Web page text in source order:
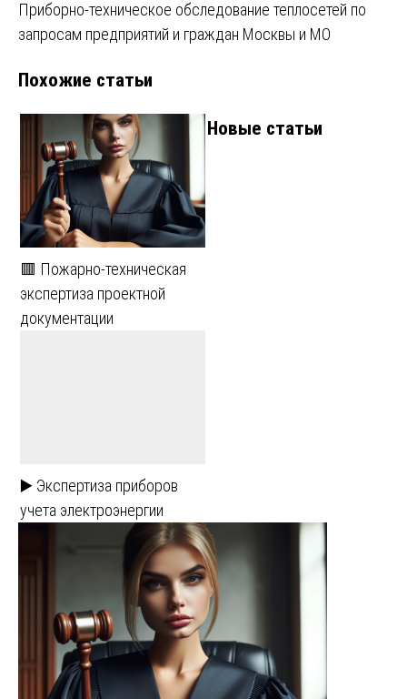
по
Приборно-техническое обследование теплосетей по
запросам предприятий и граждан Москвы и МО
Похожие статьи
🟥 Пожарно-техническая
экспертиза проектной
документации
▶️ Экспертиза приборов
учета электроэнергии
Новые статьи